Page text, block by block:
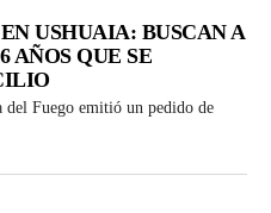
USHUAIA: BUSCAN A
AÑOS QUE SE
Fuego emitió un pedido de